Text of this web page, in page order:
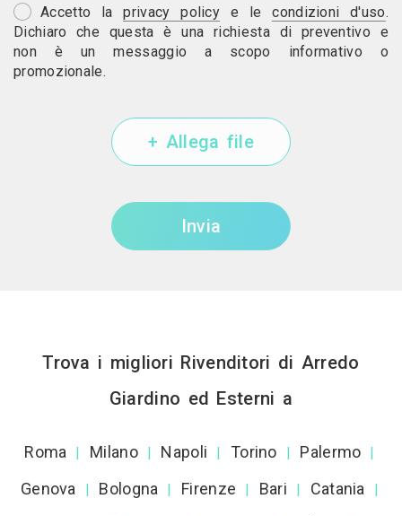
Accetto laprivacy policy e lecondizioni d'uso.
Dichiaro che questa è una richiesta di preventivo e
non è un messaggio a scopo informativo o
promozionale.
+ Allega file
Invia
Trova i migliori Rivenditori di Arredo
Giardino ed Esterni a
Roma | Milano | Napoli | Torino | Palermo |
Genova | Bologna | Firenze | Bari | Catania |